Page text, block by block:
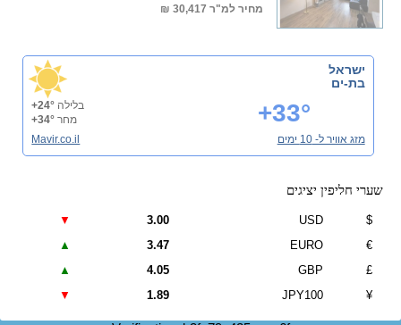
מחיר למ"ר 30,417 ₪
ישראל
בת-ים
+33° בלילה +24°
מחר +34°
מזג אוויר ל- 10 ימים
Mavir.co.il
שערי חליפין יציגים
$
USD
3.00
▼
€
EURO
3.47
▲
£
GBP
4.05
▲
¥
JPY100
1.89
▼